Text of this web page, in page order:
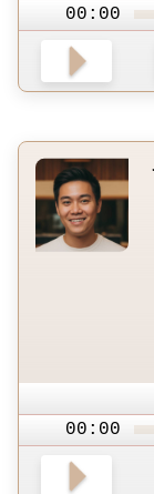
00:00
00:00